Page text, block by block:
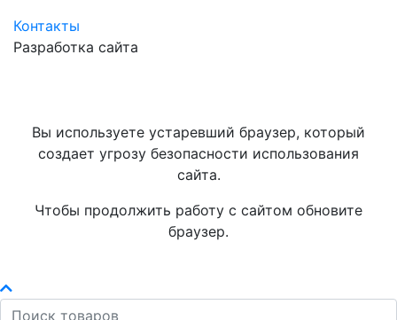
Контакты
Разработка сайта
Вы используете устаревший браузер, который
создает угрозу безопасности использования
сайта.
Чтобы продолжить работу с сайтом обновите
браузер.